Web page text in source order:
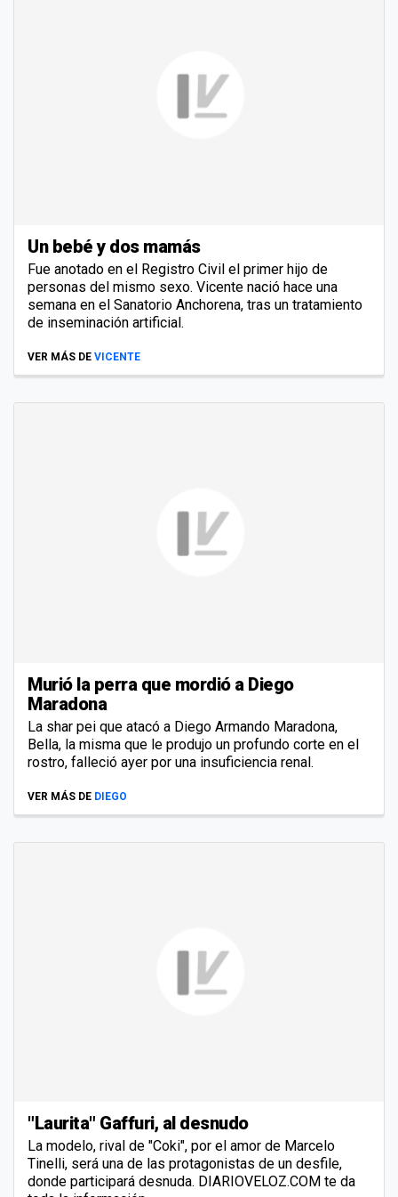
Un bebé y dos mamás
Fue anotado en el Registro Civil el primer hijo de
personas del mismo sexo. Vicente nació hace una
semana en el Sanatorio Anchorena, tras un tratamiento
de inseminación artificial.
VER MÁS DE VICENTE
Murió la perra que mordió a Diego
Maradona
La shar pei que atacó a Diego Armando Maradona,
Bella, la misma que le produjo un profundo corte en el
rostro, falleció ayer por una insuficiencia renal.
VER MÁS DE DIEGO
"Laurita" Gaffuri, al desnudo
La modelo, rival de "Coki", por el amor de Marcelo
Tinelli, será una de las protagonistas de un desfile,
donde participará desnuda. DIARIOVELOZ.COM te da